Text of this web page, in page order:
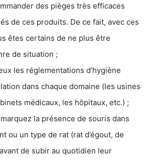
des pièges très efficaces
de ces produits. De ce fait, avec ces
êtes certains de ne plus être
de situation ;
les réglementations d’hygiène
dans chaque domaine (les usines
médicaux, les hôpitaux, etc.) ;
la présence de souris dans
ou un type de rat (rat d’égout, de
de subir au quotidien leur